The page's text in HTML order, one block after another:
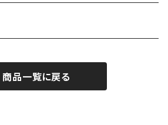
商品一覧に戻る